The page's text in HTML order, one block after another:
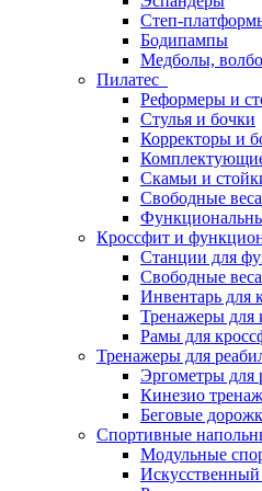
Степ-
Бодипампы
Медболы,
Пилатес
Реформеры и
Стулья и бочки
Корректоры и
Скамьи и
Свободные веса
Кроссфит и
Станции для
Свободные
Инвентарь для
Тренажеры для
Рамы для
Тренажеры для
Эргометры для
Кинезио
Беговые
Спортивные
Модульные
Искусственный